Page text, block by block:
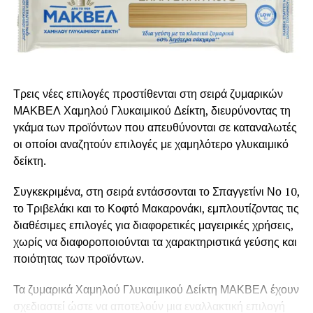
βανίλια και ζεσταίνουμε μέχρι να φτάσει σε σημείο
βρασμού.
Αποσύρουμε από τη φωτιά, σκεπάζουμε και αφήνουμε για
Σε ένα μπολ βάζουμε το κόρν φλάουρ και το ρίχνουμε
στην κρέμα γάλακτος να ομογενοποιηθεί ανακατεύοντας
ελαφρά.
Προσθέτουμε τους κρόκους και ανακατεύουμε.
Ενσωματώνουμε το μείγμα της κρέμας και αυγών σιγά
σιγά στο γάλα και μαγειρεύουμε σε χαμηλή φωτιά,
ανακατεύοντας συνεχώς με σύρμα μέχρι να έχουμε μια
πλούσια κρέμα.
Για το φύλλο κρούστας
Τρεις νέες επιλογές προστίθενται στη σειρά ζυμαρικών
ΜΑΚΒΕΛ Χαμηλού Γλυκαιμικού Δείκτη, διευρύνοντας τη
γκάμα των προϊόντων που απευθύνονται σε καταναλωτές
οι οποίοι αναζητούν επιλογές με χαμηλότερο γλυκαιμικό
δείκτη.
Συγκεκριμένα, στη σειρά εντάσσονται το Σπαγγετίνι Νο 10,
το Τριβελάκι και το Κοφτό Μακαρονάκι, εμπλουτίζοντας τις
διαθέσιμες επιλογές για διαφορετικές μαγειρικές χρήσεις,
χωρίς να διαφοροποιούνται τα χαρακτηριστικά γεύσης και
ποιότητας των προϊόντων.
Τα ζυμαρικά Χαμηλού Γλυκαιμικού Δείκτη ΜΑΚΒΕΛ έχουν
σχεδιαστεί ώστε να αποτελούν μια εναλλακτική επιλογή